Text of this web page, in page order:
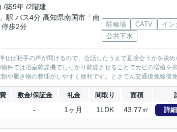
/築9年 /2階建
駅 バス4分 高知県南国市「南
停歩2分
駐輪場 CATV
イン
公共下水
ば相手の声が聞けるので、会話したうえで直接会うかを決
件では浴室乾燥機でしっかり乾燥させることでカビの増殖を
や履き物の整理がしやすく便利です。とさでん交通後免線後
敷金/保証金 礼金 間取り 面積
- 1ヶ月 1LDK 43.77㎡ 詳